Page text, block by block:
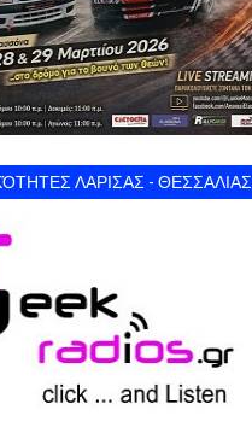
ΛΑΡΙΣΑΣ - ΘΕΣΣΑΛΙΑΣ